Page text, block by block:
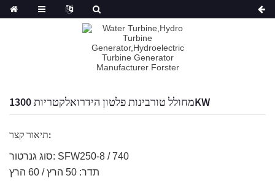
מחולל טורבינות פלטון הידרואלקטריות 1300KW
תיאור קצר:
סוג גנרטור: SFW250-8 / 740
תדר: 50 הרץ / 60 הרץ